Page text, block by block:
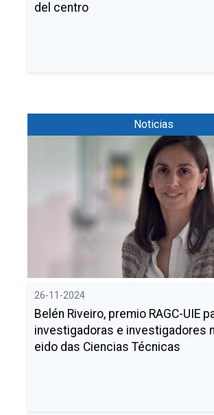
del centro
Noticias
26-11-2024
Belén Riveiro, premio RAGC-UIE
investigadoras e investigadores
eido das Ciencias Técnicas